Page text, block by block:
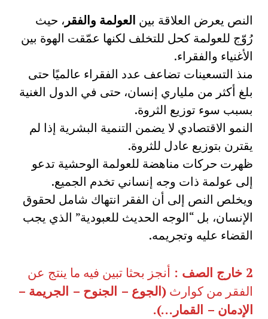
النص يعرض العلاقة بين العولمة والفقر، حيث
رُوّج للعولمة كحل للتخلف لكنها عمّقت الهوة بين
الأغنياء والفقراء.
منذ التسعينات تضاعف عدد الفقراء عالميًا حتى
بلغ أكثر من ملياري إنسان، حتى في الدول الغنية
بسبب سوء توزيع الثروة.
النمو الاقتصادي لا يضمن التنمية البشرية إذا لم
يقترن بتوزيع عادل للثروة.
ظهرت حركات مناهضة للعولمة الوحشية تدعو
إلى عولمة ذات وجه إنساني تخدم الجميع.
ويخلص النص إلى أن الفقر انتهاك شامل لحقوق
الإنسان، بل “الوجه الحديث للعبودية” الذي يجب
القضاء عليه وتجريمه.
2 خارج الصف :
أنجز بحثا تبين فيه ما ينتج عن
الفقر من كوارث (الجوع – الجنوح – الجريمة –
الإدمان – القمار…).